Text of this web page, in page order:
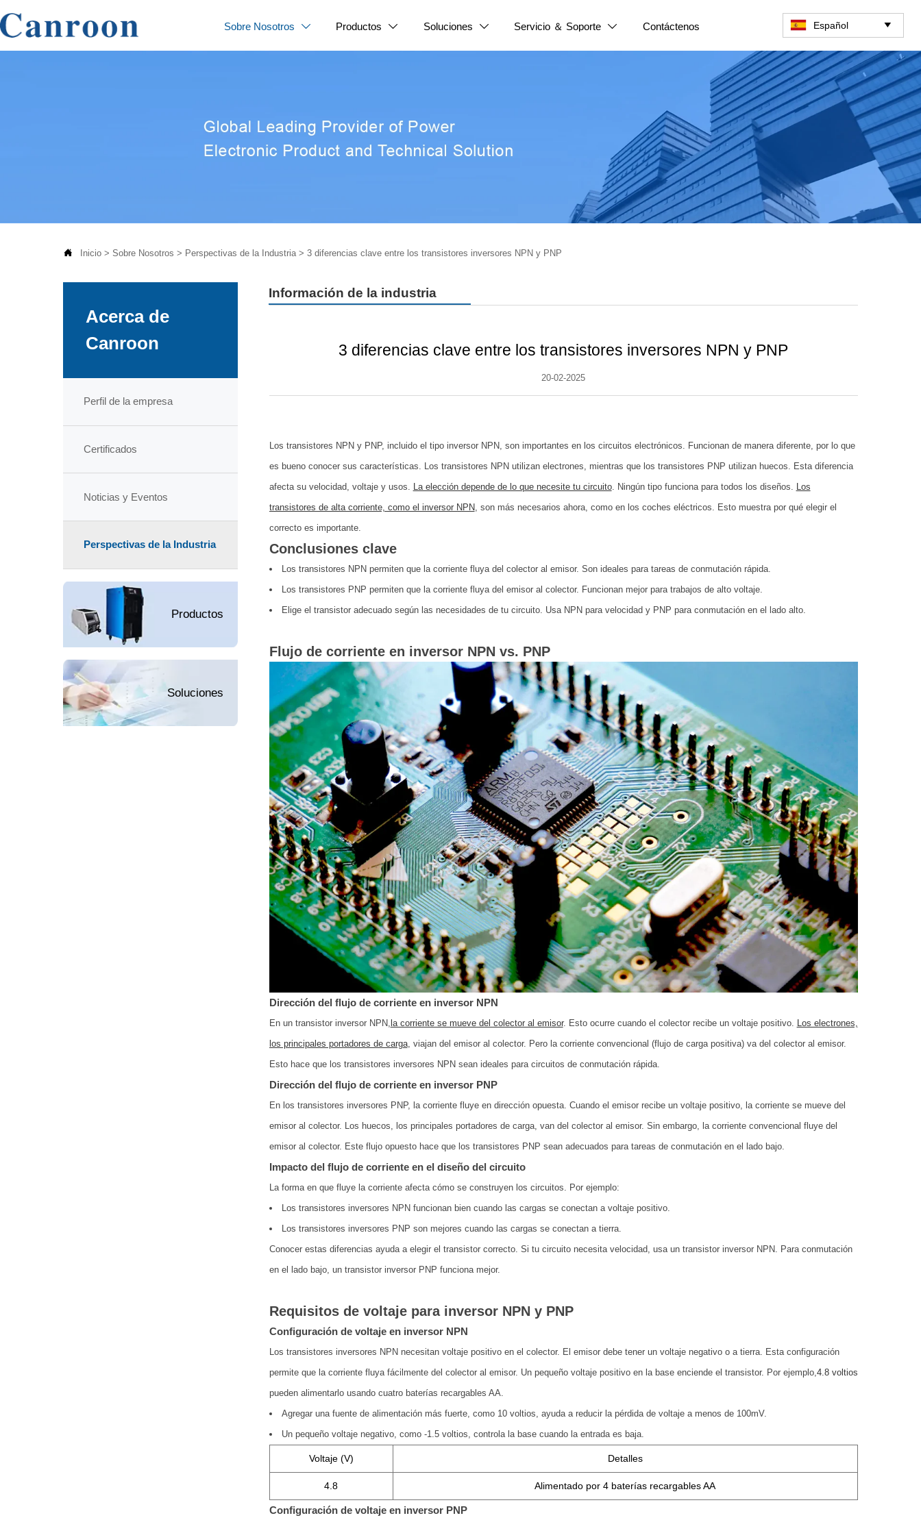
Sobre Nosotros  Productos  Soluciones  Servicio ＆ Soporte  Contáctenos Español 
 Inicio> Sobre Nosotros > Perspectivas de la Industria> 3 diferencias clave entre los transistores inversores NPN y PNP
Acerca de
Canroon
Perfil de la empresa
Certificados
Noticias y Eventos
Perspectivas de la Industria
Productos
Soluciones
Información de la industria
3 diferencias clave entre los transistores inversores NPN y PNP
20-02-2025
Los transistores NPN y PNP, incluido el tipo inversor NPN, son importantes en los circuitos electrónicos. Funcionan de manera diferente, por lo que
es bueno conocer sus características. Los transistores NPN utilizan electrones, mientras que los transistores PNP utilizan huecos. Esta diferencia
afecta su velocidad, voltaje y usos.
La elección depende de lo que necesite tu circuito. Ningún tipo funciona para todos los diseños.
Los
transistores de alta corriente, como el inversor NPN , son más necesarios ahora, como en los coches eléctricos. Esto muestra por qué elegir el
correcto es importante.
Conclusiones clave
Los transistores NPN permiten que la corriente fluya del colector al emisor. Son ideales para tareas de conmutación rápida.
Los transistores PNP permiten que la corriente fluya del emisor al colector. Funcionan mejor para trabajos de alto voltaje.
Elige el transistor adecuado según las necesidades de tu circuito. Usa NPN para velocidad y PNP para conmutación en el lado alto.
Flujo de corriente en inversor NPN vs. PNP
Dirección del flujo de corriente en inversor NPN
En un transistor inversor NPN, la corriente se mueve del colector al emisor. Esto ocurre cuando el colector recibe un voltaje positivo. Los electrones,
los principales portadores de carga, viajan del emisor al colector. Pero la corriente convencional (flujo de carga positiva) va del colector al emisor.
Esto hace que los transistores inversores NPN sean ideales para circuitos de conmutación rápida.
Dirección del flujo de corriente en inversor PNP
En los transistores inversores PNP, la corriente fluye en dirección opuesta. Cuando el emisor recibe un voltaje positivo, la corriente se mueve del
emisor al colector. Los huecos, los principales portadores de carga, van del colector al emisor. Sin embargo, la corriente convencional fluye del
emisor al colector. Este flujo opuesto hace que los transistores PNP sean adecuados para tareas de conmutación en el lado bajo.
Impacto del flujo de corriente en el diseño del circuito
La forma en que fluye la corriente afecta cómo se construyen los circuitos. Por ejemplo:
Los transistores inversores NPN funcionan bien cuando las cargas se conectan a voltaje positivo.
Los transistores inversores PNP son mejores cuando las cargas se conectan a tierra.
Conocer estas diferencias ayuda a elegir el transistor correcto. Si tu circuito necesita velocidad, usa un transistor inversor NPN. Para conmutación
en el lado bajo, un transistor inversor PNP funciona mejor.
Requisitos de voltaje para inversor NPN y PNP
Configuración de voltaje en inversor NPN
Los transistores inversores NPN necesitan voltaje positivo en el colector. El emisor debe tener un voltaje negativo o a tierra. Esta configuración
permite que la corriente fluya fácilmente del colector al emisor. Un pequeño voltaje positivo en la base enciende el transistor. Por ejemplo,4.8 voltios
pueden alimentarlo usando cuatro baterías recargables AA.
Agregar una fuente de alimentación más fuerte, como 10 voltios, ayuda a reducir la pérdida de voltaje a menos de 100mV.
Un pequeño voltaje negativo, como -1.5 voltios, controla la base cuando la entrada es baja.
Voltaje (V) Detalles
4.8 Alimentado por 4 baterías recargables AA
Configuración de voltaje en inversor PNP